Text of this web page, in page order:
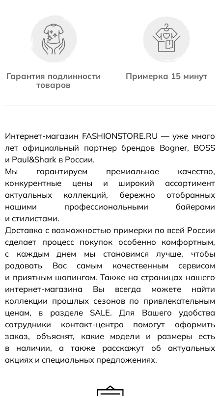
Гарантия подлинности
товаров
Примерка 15 минут
Интернет-магазин FASHIONSTORE.RU — уже много
лет официальный партнер брендов Bogner, BOSS
и Paul&Shark в России.
Мы гарантируем премиальное качество,
конкурентные цены и широкий ассортимент
актуальных коллекций, бережно отобранных
нашими профессиональными байерами
и стилистами.
Доставка с возможностью примерки по всей России
сделает процесс покупок особенно комфортным,
с каждым днем мы становимся лучше, чтобы
радовать Вас самым качественным сервисом
и приятным шопингом. Также на страницах нашего
интернет-магазина Вы всегда можете найти
коллекции прошлых сезонов по привлекательным
ценам, в разделе SALE. Для Вашего удобства
сотрудники контакт-центра помогут оформить
заказ, объяснят, какие модели и размеры есть
в наличии, а также расскажут об актуальных
акциях и специальных предложениях.